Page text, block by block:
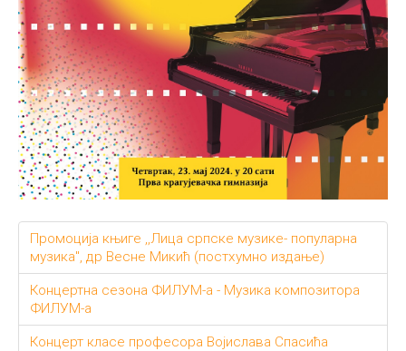
Промоција књиге ,,Лица српске музике- популарна
музика", др Весне Микић (постхумно издање)
Концертна сезона ФИЛУМ-а - Музика композитора
ФИЛУМ-а
Концерт класе професора Војислава Спасића